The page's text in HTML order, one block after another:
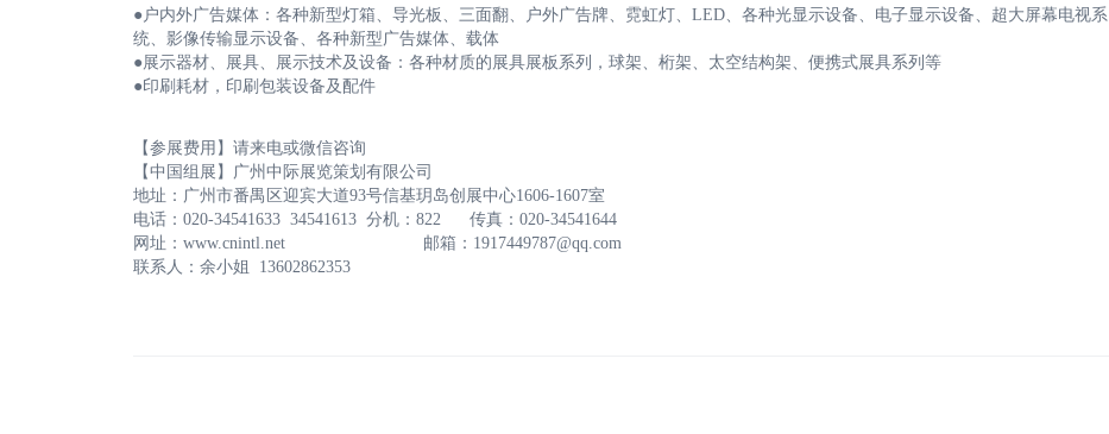
●户内外广告媒体：各种新型灯箱、导光板、三面翻、户外广告牌、霓虹灯、LED、各种光显示设备、电子显示设备、超大屏幕电视系
统、影像传输显示设备、各种新型广告媒体、载体
●展示器材、展具、展示技术及设备：各种材质的展具展板系列，球架、桁架、太空结构架、便携式展具系列等
●印刷耗材，印刷包装设备及配件
【参展费用】请来电或微信咨询
【中国组展】广州中际展览策划有限公司
地址：广州市番禺区迎宾大道93号信基玥岛创展中心1606-1607室
电话：020-34541633 34541613 分机：822 传真：020-34541644
网址：www.cnintl.net 邮箱：1917449787@qq.com
联系人：余小姐 13602862353